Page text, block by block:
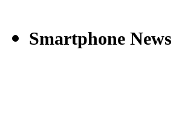
Smartphone News